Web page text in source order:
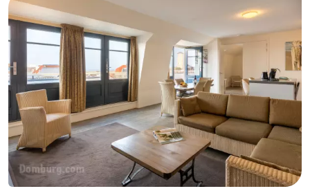
Oranjezon
Oostkapelle
-
de
Mantelingen
Domburg
-
Zoutelande
Natuur
Walcherse
-
Dishoek
-